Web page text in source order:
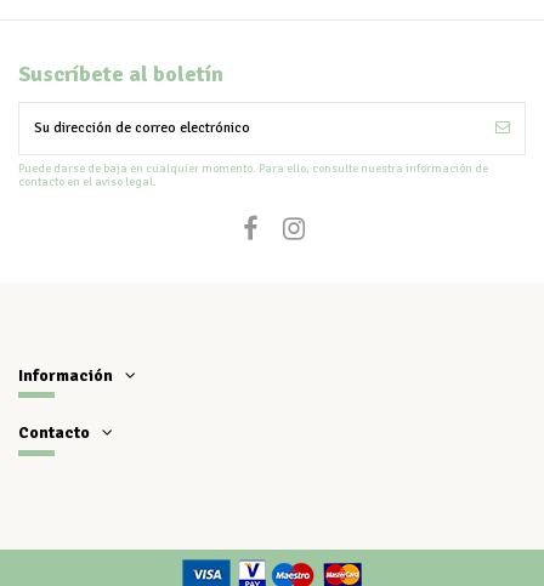
Suscríbete al boletín
Puede darse de baja en cualquier momento. Para ello, consulte nuestra información de
contacto en el aviso legal.
Información
Contacto